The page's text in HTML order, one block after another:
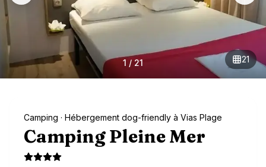
1 / 21 21
Camping · Hébergement dog-friendly à Vias Plage
Camping Pleine Mer